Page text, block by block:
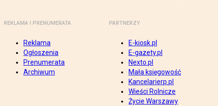
REKLAMA I PRENUMERATA
Reklama
Ogłoszenia
Prenumerata
Archiwum
PARTNERZY
E-kiosk.pl
E-gazety.pl
Nexto.pl
Mała księgowość
Kancelarierp.pl
Wieści Rolnicze
Życie Warszawy